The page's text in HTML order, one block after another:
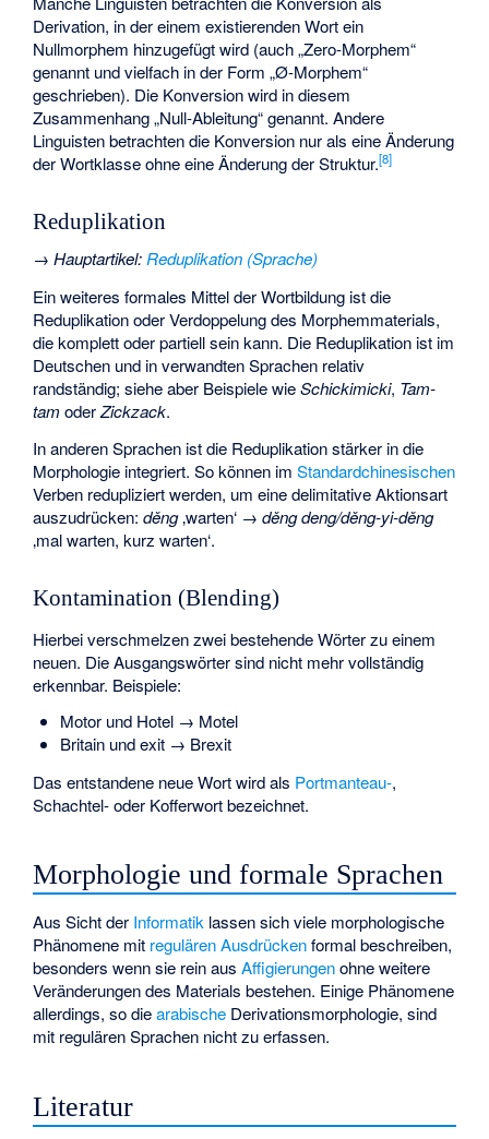
Derivation, in der einem existierenden Wort ein
Nullmorphem hinzugefügt wird (auch „Zero-Morphem“
genannt und vielfach in der Form „Ø-Morphem“
geschrieben). Die Konversion wird in diesem
Zusammenhang „Null-Ableitung“ genannt. Andere
Linguisten betrachten die Konversion nur als eine Änderung
der Wortklasse ohne eine Änderung der Struktur.[8]
Reduplikation
→Hauptartikel: Reduplikation (Sprache)
Ein weiteres formales Mittel der Wortbildung ist die
Reduplikation oder Verdoppelung des Morphemmaterials,
die komplett oder partiell sein kann. Die Reduplikation ist im
Deutschen und in verwandten Sprachen relativ
randständig; siehe aber Beispiele wieSchickimicki, Tam-
tam oderZickzack.
In anderen Sprachen ist die Reduplikation stärker in die
Morphologie integriert. So können imStandardchinesischen
Verben redupliziert werden, um einedelimitativeAktionsart
auszudrücken:děng‚warten‘ →děng deng/děng-yi-děng
‚mal warten, kurz warten‘.
Kontamination (Blending)
Hierbei verschmelzen zwei bestehende Wörter zu einem
neuen. Die Ausgangswörter sind nicht mehr vollständig
erkennbar. Beispiele:
Motor und Hotel → Motel
Britain und exit → Brexit
Das entstandene neue Wort wird als Portmanteau-,
Schachtel- oder Kofferwort bezeichnet.
Morphologie und formale Sprachen
Aus Sicht der Informatik lassen sich viele morphologische
Phänomene mit regulären Ausdrückenformal beschreiben,
besonders wenn sie rein ausAffigierungenohne weitere
Veränderungen des Materials bestehen. Einige Phänomene
allerdings, so diearabische Derivationsmorphologie, sind
mit regulären Sprachen nicht zu erfassen.
Literatur